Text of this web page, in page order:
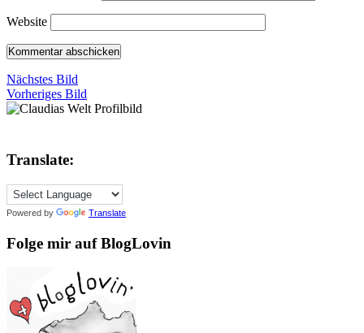
Website
Nächstes Bild
Vorheriges Bild
Translate:
Powered by Translate
Folge mir auf BlogLovin